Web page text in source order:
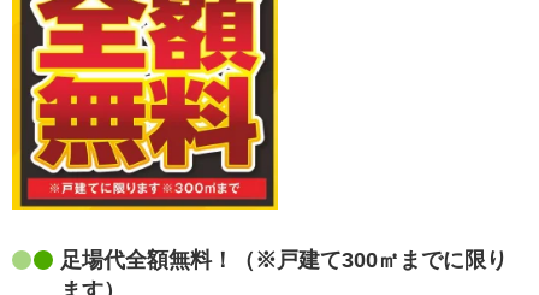
足場代全額無料！（※戸建て300㎡までに限り
ます）